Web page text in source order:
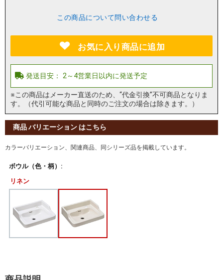
この商品について問い合わせる
お気に入り商品に追加
※この商品はメーカー直送のため、“代金引換”不可商品となりま
す。（代引可能な商品と同時のご注文の場合は除きます。）
商品 バリエーション はこちら
カラーバリエーション、関連商品、同シリーズ品を掲載しています。
ボウル（色・柄）:
リネン